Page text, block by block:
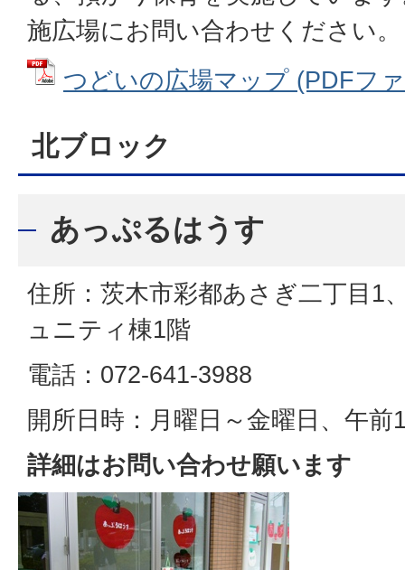
施広場にお問い合わせください。
つどいの広場マップ (PDFフ
北ブロック
あっぷるはうす
住所：茨木市彩都あさぎ二丁目1
ュニティ棟1階
電話：072-641-3988
開所日時：月曜日～金曜日、午前
詳細はお問い合わせ願います